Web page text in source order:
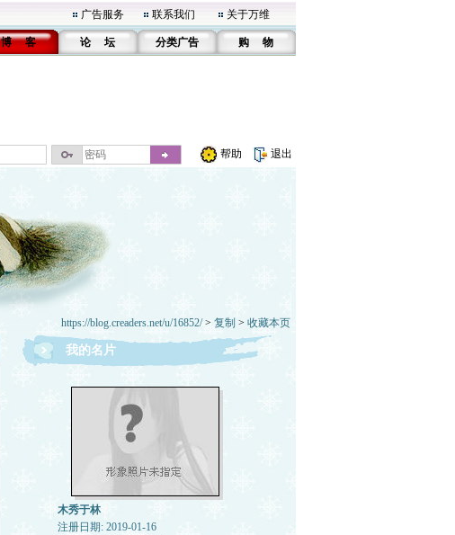
广告服务 联系我们 关于万维
博 客 论 坛 分类广告 购 物
帮助 退出
https://blog.creaders.net/u/16852/> 复制 > 收藏本页
我的名片
木秀于林
注册日期: 2019-01-16